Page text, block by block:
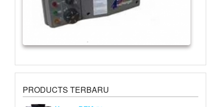
PRODUCTS TERBARU